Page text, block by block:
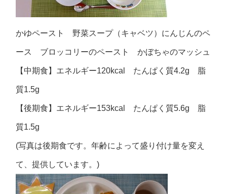
かゆペースト 野菜スープ（キャベツ）にんじんのペ
ース ブロッコリーのペースト かぼちゃのマッシュ
【中期食】エネルギー120kcal たんぱく質4.2g 脂
質1.5g
【後期食】エネルギー153kcal たんぱく質5.6g 脂
質1.5g
(写真は後期食です。年齢によって盛り付け量を変え
て、提供しています。)